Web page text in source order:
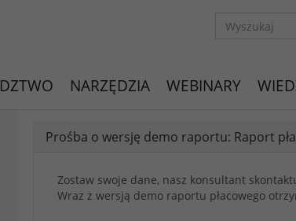
NARZĘDZIA WEBINARY
Prośba o wersję demo raportu: Raport
Zostaw swoje dane, nasz konsultant
Wraz z wersją demo raportu płacowego